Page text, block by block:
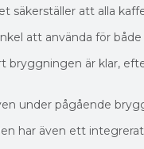
att alla
att använda för
bryggningen är klar,
under pågående
har även ett